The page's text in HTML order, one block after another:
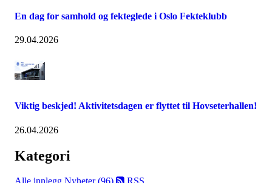
En dag for samhold og fekteglede i Oslo Fekteklubb
29.04.2026
Viktig beskjed! Aktivitetsdagen er flyttet til Hovseterhallen!
26.04.2026
Kategori